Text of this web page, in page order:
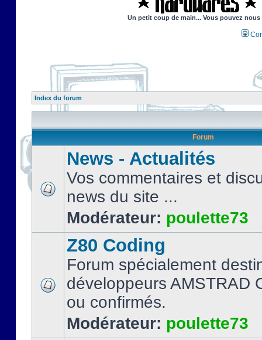
Un petit coup de main... Vous pouvez
Index du forum
Forum
News - Actualités
Vos commentaires et
news du site ...
Modérateur: poulette73
Z80 Coding
Forum spécialement
développeurs AMSTRAD
ou confirmés.
Modérateur: poulette73